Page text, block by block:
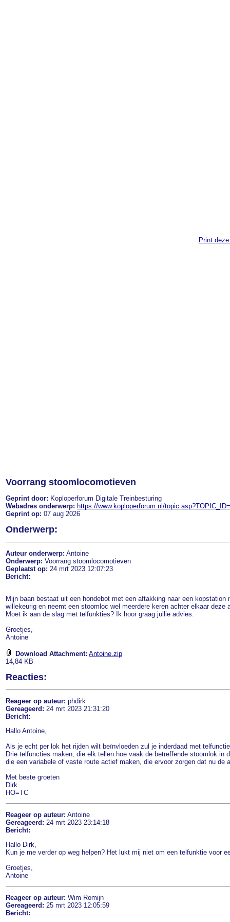
Print
Voorrang stoomlocomotieven
Geprint door: Koploperforum Digitale Treinbesturing
Webadres onderwerp: https://www.koploperforum.nl/
Geprint op: 07 aug 2026
Onderwerp:
Auteur onderwerp: Antoine
Onderwerp: Voorrang stoomlocomotieven
Geplaatst op: 24 mrt 2023 12:07:23
Bericht:
Mijn baan bestaat uit een hondebot met een aftakking naar een
willekeurig en neemt een stoomloc wel meerdere keren achter elkaar
Moet ik aan de slag met telfunkties? Ik hoor graag jullie advies.
Groetjes,
Antoine
Download Attachment: Antoine.zip
14,84 KB
Reacties:
Reageer op auteur: phdirk
Gereageerd: 24 mrt 2023 21:31:20
Bericht:
Hallo Antoine,
Als je echt per lok het rijden wilt beïnvloeden zul je inderdaad met
Drie telfuncties maken, die elk tellen hoe vaak de betreffende stoomlok
die een variabele of vaste route actief maken, die ervoor zorgen dat nu de
Met beste groeten
Dirk
HO=TC
Reageer op auteur: Antoine
Gereageerd: 24 mrt 2023 23:14:18
Bericht:
Hallo Dirk,
Kun je me verder op weg helpen? Het lukt mij niet om een telfunktie voor
Groetjes,
Antoine
Reageer op auteur: Wim Romijn
Gereageerd: 25 mrt 2023 12:05:59
Bericht: